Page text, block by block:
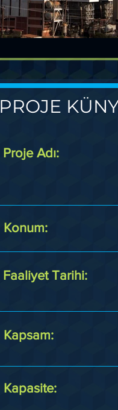
PROJE
Proje Adı:
Konum:
Faaliyet Tarihi:
Kapsam:
Kapasite: